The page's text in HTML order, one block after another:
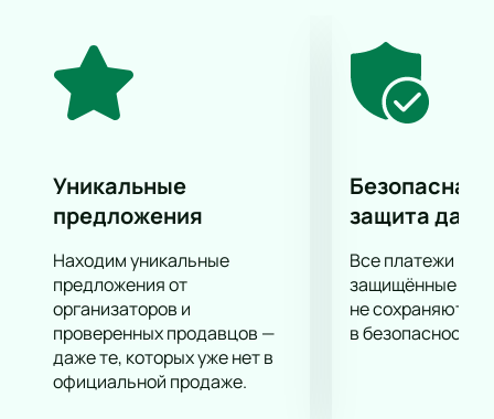
настроение просто отличным, а также приобрести
яркие новые впечатления от современного
детского шоу!
Уникальные
предложения
Находим уникальные
предложения от
организаторов и
проверенных продавцов —
даже те, которых уже нет в
официальной продаже.
Безопасная
защита
Все платежи
защищённые
не сохраняются
в безопасности.